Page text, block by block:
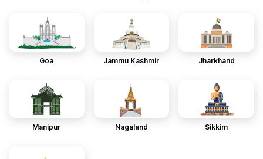
Goa Jammu Kashmir Jharkhand
Manipur Nagaland Sikkim